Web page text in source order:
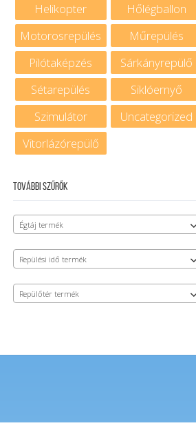
Helikopter
Hőlégballon
Motorosrepülés
Műrepülés
Pilótaképzés
Sárkányrepülő
Sétarepülés
Siklóernyő
Szimulátor
Uncategorized
Vitorlázórepülő
További szűrők
Égtáj termék
Repülési idő termék
Repülőtér termék